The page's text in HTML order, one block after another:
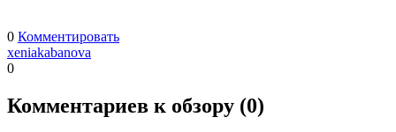
0 Комментировать
xeniakabanova
0
Комментариев к обзору (0)